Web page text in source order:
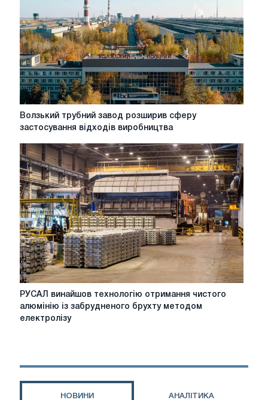
Волзький
розширив
сферу
застосування
відходів
виробництва
Волзький трубний завод розширив сферу
застосування відходів виробництва
РУСАЛ
винайшов
технологію
із
РУСАЛ винайшов технологію отримання чистого
алюмінію із забрудненого брухту методом
електролізу
НОВИНИ АНАЛІТИКА